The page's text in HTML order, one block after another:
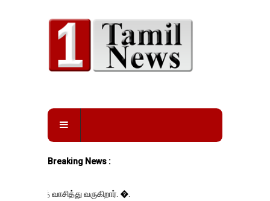
Breaking News :
வருகிறார். �.